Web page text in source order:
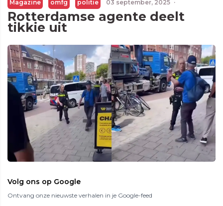
Magazine omfg politie 03 september, 2025 ·
Rotterdamse agente deelt
tikkie uit
Volg ons op Google
Ontvang onze nieuwste verhalen in je Google-feed